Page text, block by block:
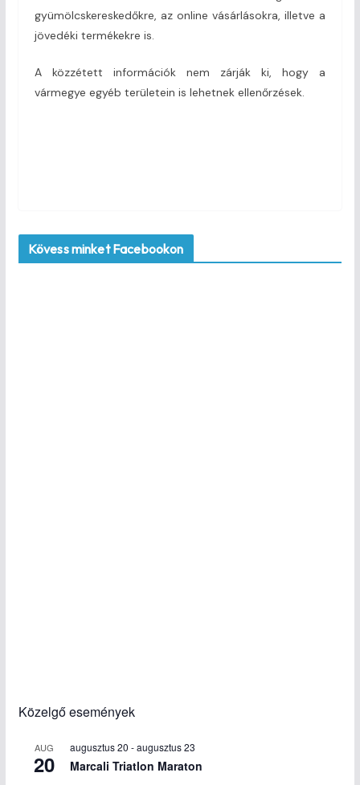
gyümölcskereskedőkre, az online vásárlásokra, illetve a
jövedéki termékekre is.
A közzétett információk nem zárják ki, hogy a
vármegye egyéb területein is lehetnek ellenőrzések.
Kövess minket Facebookon
Közelgő események
AUG
20
augusztus 20 -augusztus 23
Marcali Triatlon Maraton